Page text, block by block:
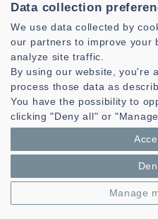
Toutes
Laboratoire des Sciences et
Communication et de la
CNRS, UMR 6285
Technopole Brest-Iroise - CS
Data collection
We use data collected by
our partners to improve your
analyze site traffic.
By using our website, you're
process those data as
You have the possibility to
clicking "Deny all" or
Manage